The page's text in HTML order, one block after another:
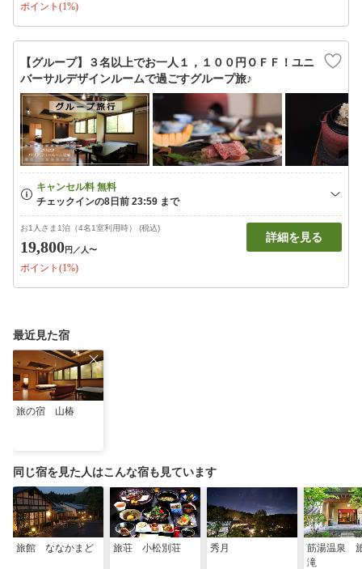
ポイント(1%)
【グループ】３名以上でお一人１，１００円ＯＦＦ！ユニ
バーサルデザインルームで過ごすグループ旅♪
お1人さま1泊（4名1室利用時） (税込)
19,800円 ／人〜
ポイント(1%)
詳細を見る
最近見た宿
旅の宿 山椿
同じ宿を見た人はこんな宿も見ています
旅館 ななかまど 旅荘 小松別荘 秀月
筋湯温泉
滝